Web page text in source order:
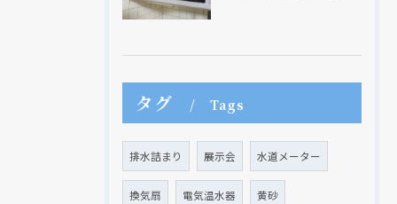
タグ Tags
排水詰まり 展示会 水道メーター
換気扇 電気温水器 黄砂